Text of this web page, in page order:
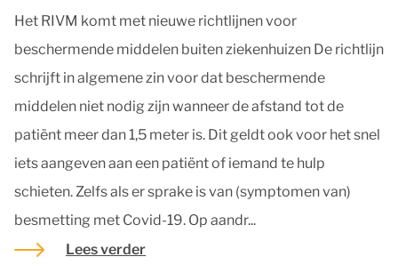
Het RIVM komt met nieuwe richtlijnen voor
beschermende middelen buiten ziekenhuizen De richtlijn
schrijft in algemene zin voor dat beschermende
middelen niet nodig zijn wanneer de afstand tot de
patiënt meer dan 1,5 meter is. Dit geldt ook voor het snel
iets aangeven aan een patiënt of iemand te hulp
schieten. Zelfs als er sprake is van (symptomen van)
besmetting met Covid-19. Op aandr...
Lees verder